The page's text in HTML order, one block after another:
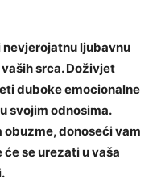
ljubavnu
srca. Doživjet
duboke emocionalne
svojim odnosima.
obuzme, donoseći vam
se urezati u vaša